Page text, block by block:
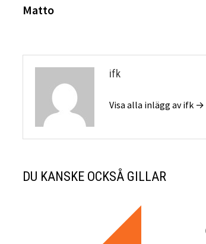
Matto
ifk
Visa alla inlägg av ifk →
DU KANSKE OCKSÅ GILLAR